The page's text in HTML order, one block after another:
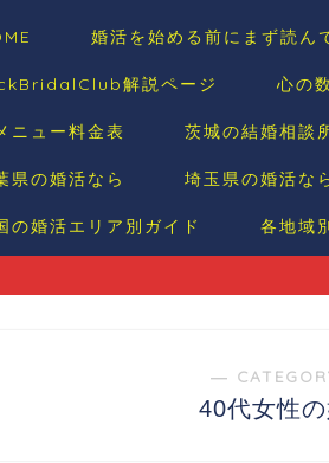
婚活を始める前にまず読ん
解説ページ 心の数
ニュー料金表 茨城の結婚相談
県の婚活なら 埼玉県の婚活な
の婚活エリア別ガイド 各地域
―
40代女性